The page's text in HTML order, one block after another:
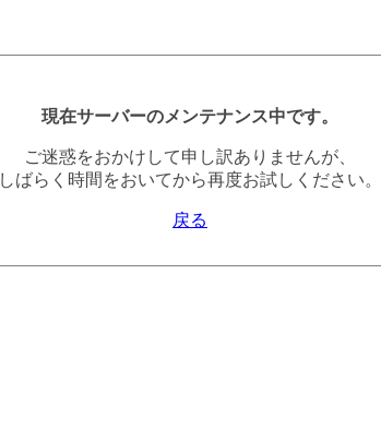
現在サーバーのメンテナンス中です。
ご迷惑をおかけして申し訳ありませんが、
しばらく時間をおいてから再度お試しください。
戻る